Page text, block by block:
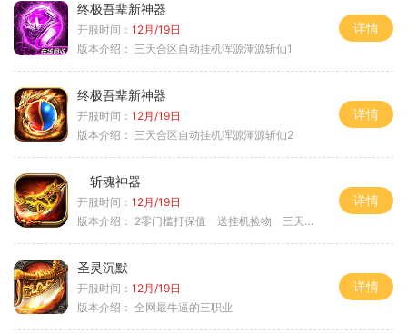
终极吾辈新神器
开服时间： 12月/19日
版本介绍： 三天合区自动挂机浑源渾源斩仙1
详情
终极吾辈新神器
开服时间： 12月/19日
版本介绍： 三天合区自动挂机浑源渾源斩仙2
详情
斩魂神器
开服时间： 12月/19日
版本介绍： 2零门槛打保值 送挂机捡物 三天合区
详情
圣灵沉默
开服时间： 12月/19日
版本介绍： 全网最牛逼的三职业
详情